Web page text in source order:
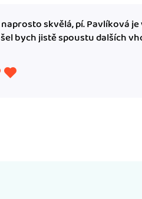
skvělá, pí. Pavlíková
bych jistě spoustu dalších